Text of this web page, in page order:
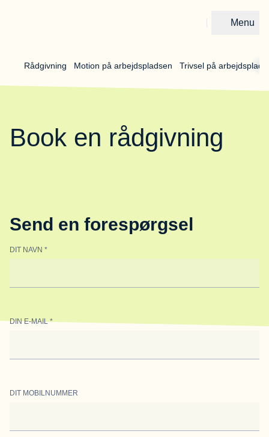
Menu
Rådgivning Motion på arbejdspladsen Trivsel på
Book en rådgivning
Send en forespørgsel
DIT NAVN *
DIN E-MAIL*
DIT MOBILNUMMER